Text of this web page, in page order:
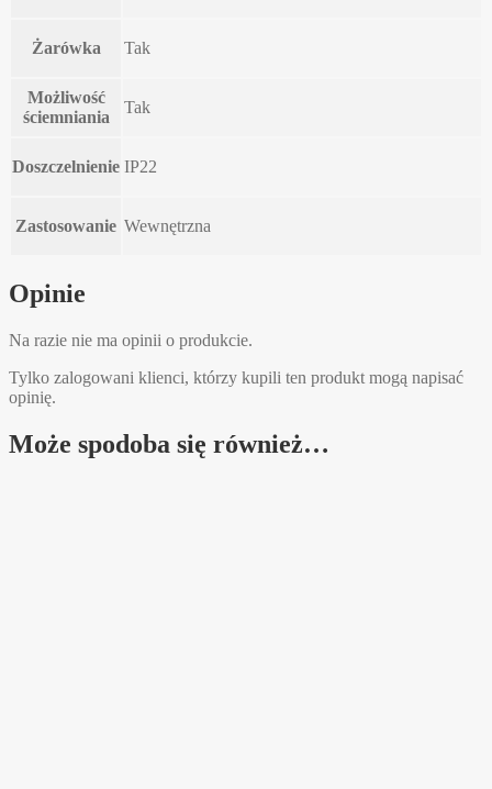
Żarówka Tak
Możliwość
ściemniania
Tak
Doszczelnienie IP22
Zastosowanie Wewnętrzna
Opinie
Na razie nie ma opinii o produkcie.
Tylko zalogowani klienci, którzy kupili ten produkt mogą napisać
opinię.
Może spodoba się również…